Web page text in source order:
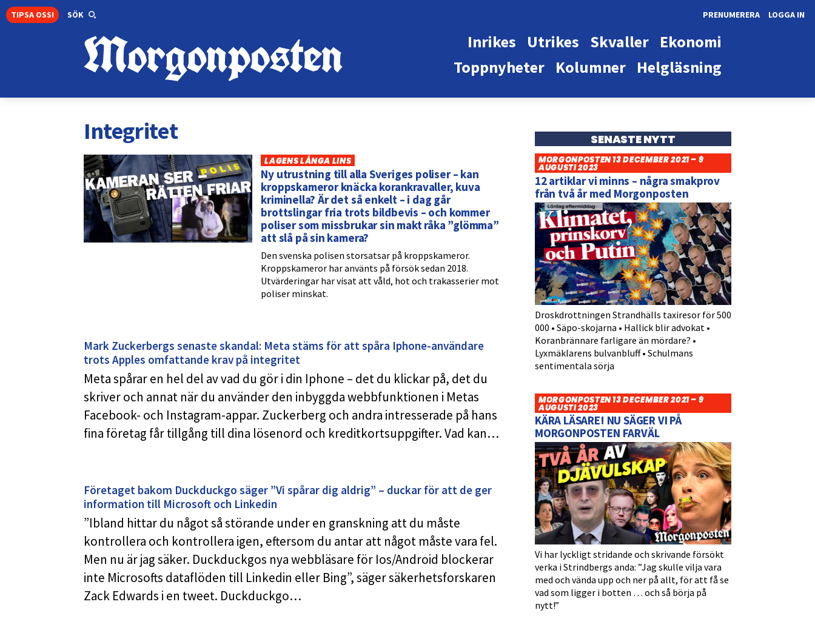
TIPSA OSS! SÖK LOGGA IN
PRENUMERERA
Ekonomi
Skvaller
Utrikes
Inrikes
Helgläsning
Kolumner
Toppnyheter
Integritet
LAGENS LÅNGA LINS
Ny utrustning till alla Sveriges poliser – kan
kroppskameror knäcka korankravaller, kuva
kriminella? Är det så enkelt – i dag går
brottslingar fria trots bildbevis – och kommer
poliser som missbrukar sin makt råka ”glömma”
att slå på sin kamera?
Den svenska polisen storsatsar på kroppskameror.
Kroppskameror har använts på försök sedan 2018.
Utvärderingar har visat att våld, hot och trakasserier mot
poliser minskat.
Mark Zuckerbergs senaste skandal: Meta stäms för att spåra Iphone-användare
trots Apples omfattande krav på integritet
Meta spårar en hel del av vad du gör i din Iphone – det du klickar på, det du
skriver och annat när du använder den inbyggda webbfunktionen i Metas
Facebook- och Instagram-appar. Zuckerberg och andra intresserade på hans
fina företag får tillgång till dina lösenord och kreditkortsuppgifter. Vad kan…
Företaget bakom Duckduckgo säger ”Vi spårar dig aldrig” – duckar för att de ger
information till Microsoft och Linkedin
”Ibland hittar du något så störande under en granskning att du måste
kontrollera och kontrollera igen, eftersom du antar att något måste vara fel.
Men nu är jag säker. Duckduckgos nya webbläsare för Ios/Android blockerar
inte Microsofts dataflöden till Linkedin eller Bing”, säger säkerhetsforskaren
Zack Edwards i en tweet. Duckduckgo…
SENASTE NYTT
MORGONPOSTEN 13 DECEMBER 2021 – 9
AUGUSTI 2023
12 artiklar vi minns – några smakprov
från två år med Morgonposten
Droskdrottningen Strandhälls taxiresor för 500
000 • Säpo-skojarna • Hallick blir advokat •
Koranbrännare farligare än mördare? •
Lyxmäklarens bulvanbluff • Schulmans
sentimentala sörja
MORGONPOSTEN 13 DECEMBER 2021 – 9
AUGUSTI 2023
KÄRA LÄSARE! NU SÄGER VI PÅ
MORGONPOSTEN FARVÄL
Vi har lyckligt stridande och skrivande försökt
verka i Strindbergs anda: ”Jag skulle vilja vara
med och vända upp och ner på allt, för att få se
vad som ligger i botten … och så börja på
nytt!”